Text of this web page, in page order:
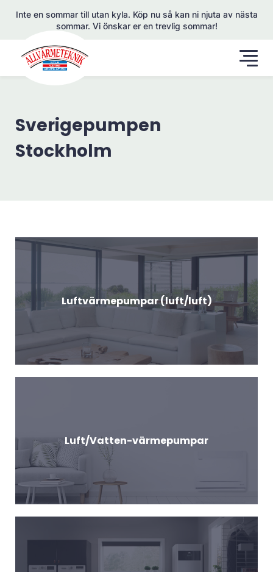
Inte en sommar till utan kyla. Köp nu så kan ni njuta av nästa
sommar. Vi önskar er en trevlig sommar!
Sverigepumpen
Stockholm
Luftvärmepumpar (luft/luft)
Luft/Vatten-värmepumpar